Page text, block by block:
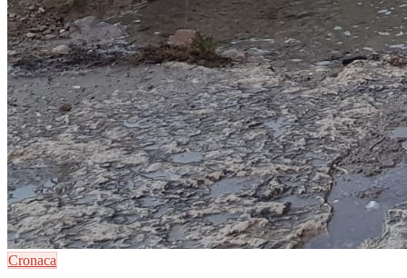
Cronaca